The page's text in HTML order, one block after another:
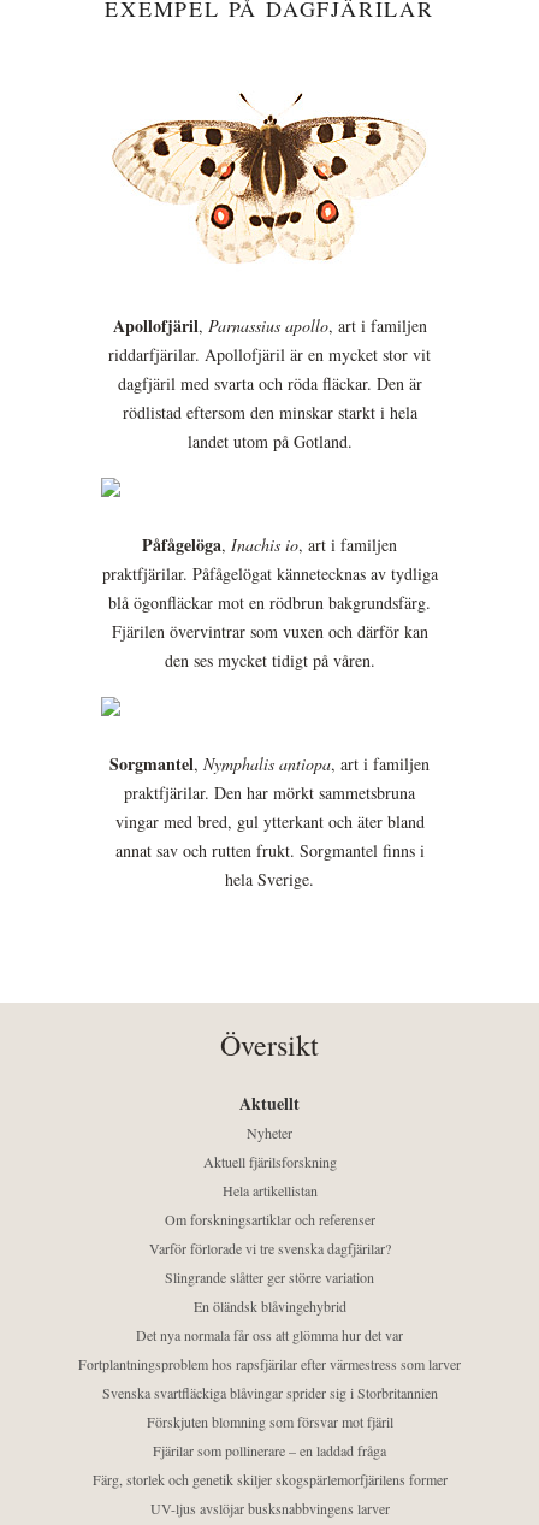
EXEMPEL PÅ DAGFJÄRILAR
Apollofjäril, Parnassius apollo, art i familjen
riddarfjärilar. Apollofjäril är en mycket stor vit
dagfjäril med svarta och röda fläckar. Den är
rödlistad eftersom den minskar starkt i hela
landet utom på Gotland.
Påfågelöga, Inachis io, art i familjen
praktfjärilar. Påfågelögat kännetecknas av tydliga
blå ögonfläckar mot en rödbrun bakgrundsfärg.
Fjärilen övervintrar som vuxen och därför kan
den ses mycket tidigt på våren.
Sorgmantel, Nymphalis antiopa, art i familjen
praktfjärilar. Den har mörkt sammetsbruna
vingar med bred, gul ytterkant och äter bland
annat sav och rutten frukt. Sorgmantel finns i
hela Sverige.
Översikt
Aktuellt
Nyheter
Aktuell fjärilsforskning
Hela artikellistan
Om forskningsartiklar och referenser
Varför förlorade vi tre svenska dagfjärilar?
Slingrande slåtter ger större variation
En öländsk blåvingehybrid
Det nya normala får oss att glömma hur det var
Fortplantningsproblem hos rapsfjärilar efter värmestress som larver
Svenska svartfläckiga blåvingar sprider sig i Storbritannien
Förskjuten blomning som försvar mot fjäril
Fjärilar som pollinerare – en laddad fråga
Färg, storlek och genetik skiljer skogspärlemorfjärilens former
UV-ljus avslöjar busksnabbvingens larver